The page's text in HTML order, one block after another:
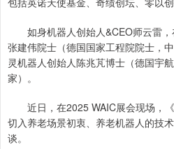
如身机器人创始人&CEO师云雷，
张建伟院士（德国国家工程院院士，
灵机器人创始人陈兆芃博士（德国宇
家）。
近日，在2025 WAIC展会现场，
切入养老场景初衷、养老机器人的技
谈。